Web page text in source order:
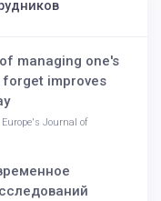
managing one's
forget improves
Europe's Journal of